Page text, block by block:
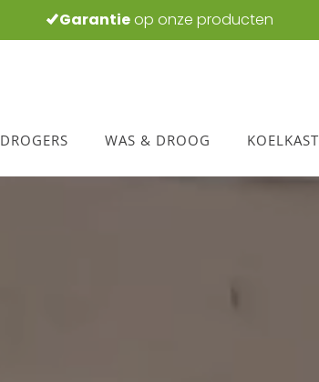
Garantieop onze producten
DROGERS WAS & DROOG KOELKAST